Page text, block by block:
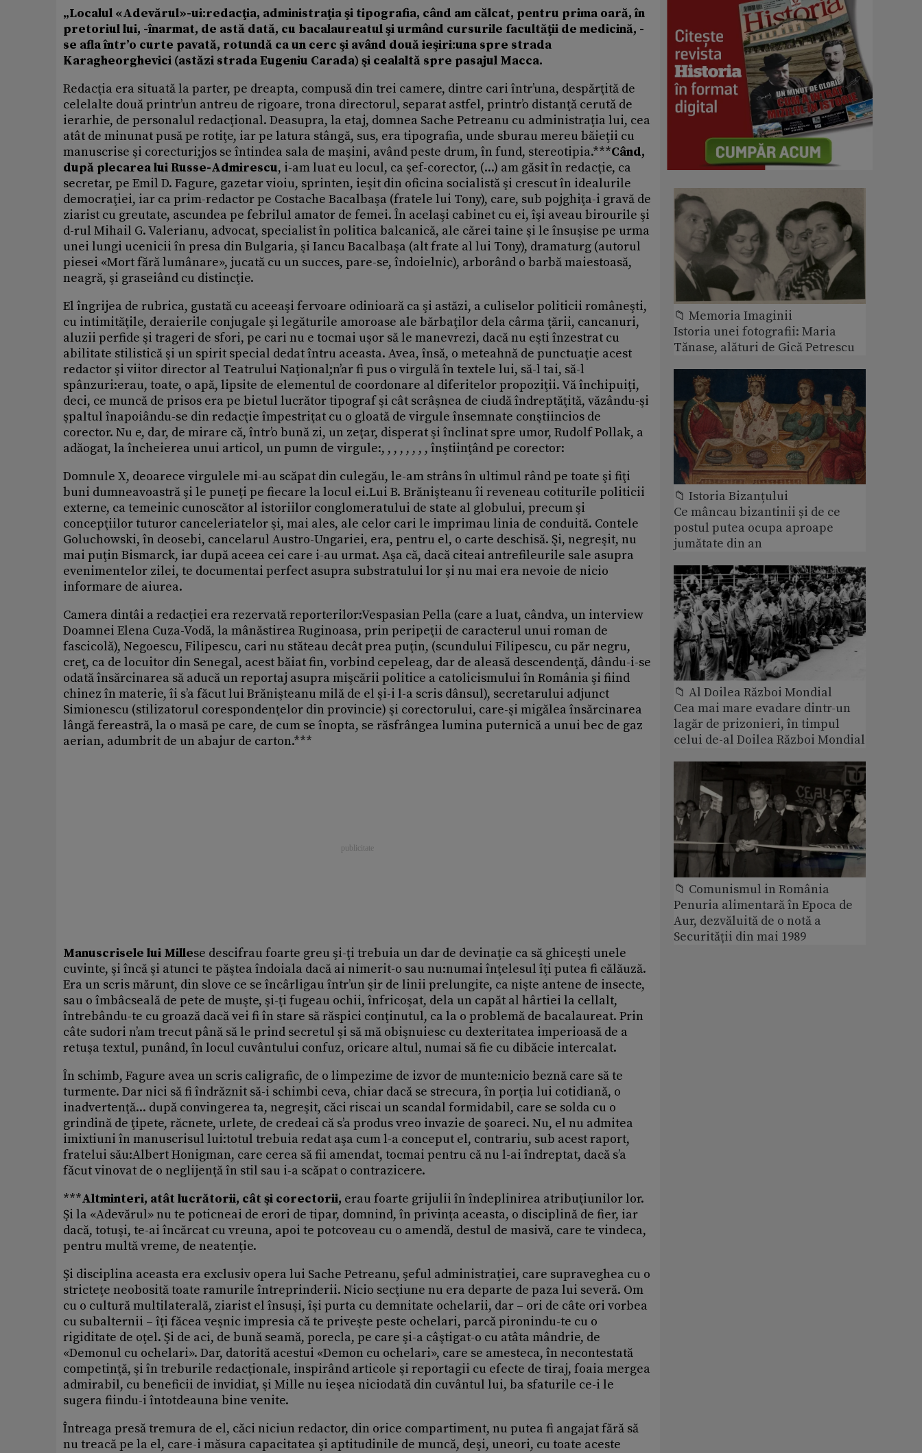
„Localul «Adevărul»-ui:redacţia, administraţia şi tipografia, când am călcat, pentru prima oară, în
pretoriul lui, -­înarmat, de astă dată, cu bacalaureatul şi urmând cursurile facultăţii de medicină, -
se afla într’o curte pavată, rotundă ca un cerc şi având două ieşiri:una spre strada
Karagheorghevici (astăzi strada Eugeniu Carada) şi cealaltă spre pasajul Macca.
Redacţia era situată la parter, pe dreapta, compusă din trei camere, dintre cari într’una, despărţită de
celelalte două printr’un antreu de rigoare, trona directorul, separat astfel, printr’o distanţă cerută de
ierarhie, de personalul redacţional. Deasupra, la etaj, domnea Sache Petreanu cu administraţia lui, cea
atât de minunat pusă pe rotiţe, iar pe latura stângă, sus, era tipografia, unde sburau mereu băieţii cu
manuscrise şi corecturi;jos se întindea sala de maşini, având peste drum, în fund, stereotipia.***Când,
după plecarea lui Russe-Admirescu, i-am luat eu locul, ca şef-corector, (...) am găsit în redacţie, ca
secretar, pe Emil D. Fagure, gazetar vioiu, sprinten, ieşit din oficina socialistă şi crescut în idealurile
democraţiei, iar ca prim-redactor pe Costache Bacalbaşa (fratele lui Tony), care, sub pojghiţa-i gravă de
ziarist cu greutate, ascundea pe febrilul amator de femei. În acelaşi cabinet cu ei, îşi aveau birourile şi
d-rul Mihail G. Valerianu, advocat, specialist în politica balcanică, ale cărei taine şi le însuşise pe urma
unei lungi ucenicii în presa din Bulgaria, şi Iancu Bacalbaşa (alt frate al lui Tony), dramaturg (autorul
piesei «Mort fără lumânare», jucată cu un succes, pare-se, îndoielnic), arborând o barbă maiestoasă,
neagră, şi graseiând cu distincţie.
El îngrijea de rubrica, gustată cu aceeaşi fervoare odinioară ca şi astăzi, a culiselor politicii româneşti,
cu intimităţile, deraierile conjugale şi legăturile amoroase ale bărbaţilor dela cârma ţării, cancanuri,
aluzii perfide şi trageri de sfori, pe cari nu e tocmai uşor să le manevrezi, dacă nu eşti înzestrat cu
abilitate stilistică şi un spirit special dedat întru aceasta. Avea, însă, o meteahnă de punctuaţie acest
redactor şi viitor director al Teatrului Naţional;n’ar fi pus o virgulă în textele lui, să-l tai, să-l
spânzuri:erau, toate, o apă, lipsite de elementul de coordonare al diferitelor propoziţii. Vă închipuiţi,
deci, ce muncă de prisos era pe bietul lucrător tipograf şi cât scrâşnea de ciudă îndreptăţită, văzându-şi
şpaltul înapoiându-se din redacţie împestriţat cu o gloată de virgule însemnate conştiincios de
corector. Nu e, dar, de mirare că, într’o bună zi, un zeţar, disperat şi înclinat spre umor, Rudolf Pollak, a
adăogat, la încheierea unui articol, un pumn de virgule:, , , , , , , , înştiinţând pe corector:
Domnule X, deoarece virgulele mi-au scăpat din culegău, le-am strâns în ultimul rând pe toate şi fiţi
buni dumneavoastră şi le puneţi pe fiecare la locul ei.Lui B. Brănişteanu îi reveneau cotiturile politicii
externe, ca temeinic cunoscător al istoriilor conglomeratului de state al globului, precum şi
concepţiilor tuturor canceleriatelor şi, mai ales, ale celor cari le imprimau linia de conduită. Contele
Goluchowski, în deosebi, cancelarul Austro-Ungariei, era, pentru el, o carte deschisă. Şi, negreşit, nu
mai puţin Bismarck, iar după aceea cei care i-au urmat. Aşa că, dacă citeai antrefileurile sale asupra
evenimentelor zilei, te documentai perfect asupra substratului lor şi nu mai era nevoie de nicio
informare de aiurea.
Camera dintâi a redacţiei era rezervată reporterilor:Vespasian Pella (care a luat, cândva, un interview
Doamnei Elena Cuza-Vodă, la mânăstirea Ruginoasa, prin peripeţii de caracterul unui roman de
fascicolă), Negoescu, Filipescu, cari nu stăteau decât prea puţin, (scundului Filipescu, cu păr negru,
creţ, ca de locuitor din Senegal, acest băiat fin, vorbind cepeleag, dar de aleasă descendenţă, dându-i-se
odată însărcinarea să aducă un reportaj asupra mişcării politice a catolicismului în România şi fiind
chinez în materie, îi s’a făcut lui Brănişteanu milă de el şi-i l-a scris dânsul), secretarului adjunct
Simionescu (stilizatorul corespondenţelor din provincie) şi corectorului, care-şi migălea însărcinarea
lângă fereastră, la o masă pe care, de cum se înopta, se răsfrângea lumina puternică a unui bec de gaz
aerian, adumbrit de un abajur de carton.***
Manuscrisele lui Millese descifrau foarte greu şi-ţi trebuia un dar de devinaţie ca să ghiceşti unele
cuvinte, şi încă şi atunci te păştea îndoiala dacă ai nimerit-o sau nu:numai înţelesul îţi putea fi călăuză.
Era un scris mărunt, din slove ce se încârligau într’un şir de linii prelungite, ca nişte antene de insecte,
sau o îmbâcseală de pete de muşte, şi-ţi fugeau ochii, înfricoşat, dela un capăt al hârtiei la cellalt,
întrebându-te cu groază dacă vei fi în stare să răspici conţinutul, ca la o problemă de bacalaureat. Prin
câte sudori n’am trecut până să le prind secretul şi să mă obişnuiesc cu dexteritatea imperioasă de a
retuşa textul, punând, în locul cuvântului confuz, oricare altul, numai să fie cu dibăcie intercalat.
În schimb, Fagure avea un scris caligrafic, de o limpezime de izvor de munte:nicio beznă care să te
turmente. Dar nici să fi îndrăznit să-i schimbi ceva, chiar dacă se strecura, în porţia lui cotidiană, o
inadvertenţă... după convingerea ta, negreşit, căci riscai un scandal formidabil, care se solda cu o
grindină de ţipete, răcnete, urlete, de credeai că s’a produs vreo invazie de şoareci. Nu, el nu admitea
imixtiuni în manuscrisul lui:totul trebuia redat aşa cum l-a conceput el, contrariu, sub acest raport,
fratelui său:Albert Honigman, care cerea să fii amendat, tocmai pentru că nu l-ai îndreptat, dacă s’a
făcut vinovat de o neglijenţă în stil sau i-a scăpat o contrazicere.
***Altminteri, atât lucrătorii, cât şi corectorii, erau foarte grijulii în îndeplinirea atribuţiunilor lor.
Şi la «Adevărul» nu te poticneai de erori de tipar, domnind, în privinţa aceasta, o disciplină de fier, iar
dacă, totuşi, te-ai încărcat cu vreuna, apoi te potcoveau cu o amendă, destul de masivă, care te vindeca,
pentru multă vreme, de neatenţie.
Şi disciplina aceasta era exclusiv opera lui Sache Petreanu, şeful administraţiei, care supraveghea cu o
stricteţe neobosită toate ramurile întreprinderii. Nicio secţiune nu era departe de paza lui severă. Om
cu o cultură multilaterală, ziarist el însuşi, îşi purta cu demnitate ochelarii, dar – ori de câte ori vorbea
cu subalternii – îţi făcea veşnic impresia că te priveşte peste ochelari, parcă pironindu-te cu o
rigiditate de oţel. Şi de aci, de bună seamă, porecla, pe care şi-a câştigat-o cu atâta mândrie, de
«Demonul cu ochelari». Dar, datorită acestui «Demon cu ochelari», care se amesteca, în necontestată
competinţă, şi în treburile redacţionale, inspirând articole şi reportagii cu efecte de tiraj, foaia mergea
admirabil, cu beneficii de invidiat, şi Mille nu ieşea niciodată din cuvântul lui, ba sfaturile ce-i le
sugera fiindu-i întotdeauna bine venite.
Întreaga presă tremura de el, căci niciun redactor, din orice compartiment, nu putea fi angajat fără să
nu treacă pe la el, care-i măsura capacitatea şi aptitudinile de muncă, deşi, uneori, cu toate aceste
📁 Memoria Imaginii
Istoria unei fotografii: Maria
Tănase, alături de Gică Petrescu
📁 Istoria Bizanțului
Ce mâncau bizantinii și de ce
postul putea ocupa aproape
jumătate din an
📁 Al Doilea Război Mondial
Cea mai mare evadare dintr-un
lagăr de prizonieri, în timpul
celui de-al Doilea Război Mondial
📁 Comunismul in România
Penuria alimentară în Epoca de
Aur, dezvăluită de o notă a
Securității din mai 1989